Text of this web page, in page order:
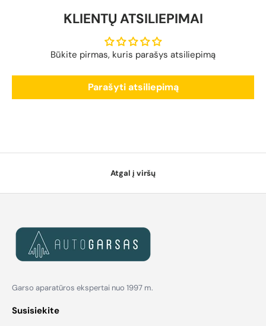
KLIENTŲ ATSILIEPIMAI
Būkite pirmas, kuris parašys atsiliepimą
Parašyti atsiliepimą
Atgal į viršų
Garso aparatūros ekspertai nuo 1997 m.
Susisiekite